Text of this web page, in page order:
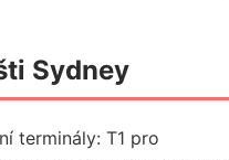
Sydney
terminály: T1 pro